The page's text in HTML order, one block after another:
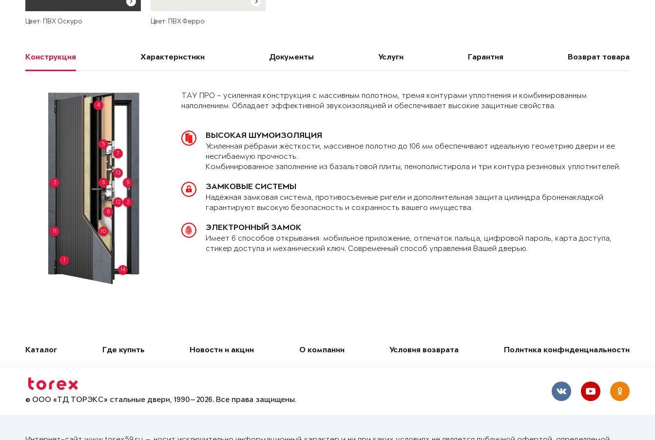
Цвет: ПВХ Оскуро Цвет: ПВХ Ферро
Конструкция Характеристики Документы Услуги Гарантия Возврат товара
1
2
3
4
5
6
7
8
9
10
11
12
13
14
ТАУ ПРО – усиленная конструкция с массивным полотном, тремя контурами уплотнения и комбинированным
наполнением. Обладает эффективной звукоизоляцией и обеспечивает высокие защитные свойства.
ВЫСОКАЯ ШУМОИЗОЛЯЦИЯ
Усиленная рёбрами жёсткости, массивное полотно до 106 мм обеспечивают идеальную геометрию двери и ее
несгибаемую прочность.
Комбинированное заполнение из базальтовой плиты, пенополистирола и три контура резиновых уплотнителей.
ЗАМКОВЫЕ СИСТЕМЫ
Надёжная замковая система, противосъемные ригели и дополнительная защита цилиндра броненакладкой
гарантируют высокую безопасность и сохранность вашего имущества.
ЭЛЕКТРОННЫЙ ЗАМОК
Имеет 6 способов открывания: мобильное приложение, отпечаток пальца, цифровой пароль, карта доступа,
стикер доступа и механический ключ. Современный способ управления Вашей дверью.
Каталог Где купить Новости и акции О компании Условия возврата Политика конфиденциальности
© ООО «ТД ТОРЭКС» стальные двери, 1990—2026. Все права защищены.